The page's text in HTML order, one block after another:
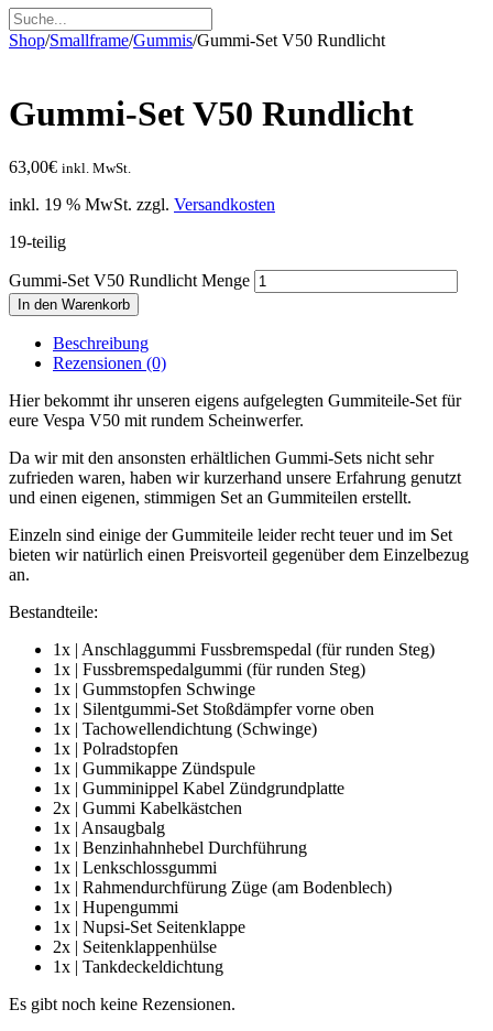
Shop/Smallframe/Gummis/Gummi-Set V50 Rundlicht
Gummi-Set V50 Rundlicht
63,00€ inkl. MwSt.
inkl. 19 % MwSt. zzgl. Versandkosten
19-teilig
Gummi-Set V50 Rundlicht Menge
In den Warenkorb
Beschreibung
Rezensionen (0)
Hier bekommt ihr unseren eigens aufgelegten Gummiteile-Set für
eure Vespa V50 mit rundem Scheinwerfer.
Da wir mit den ansonsten erhältlichen Gummi-Sets nicht sehr
zufrieden waren, haben wir kurzerhand unsere Erfahrung genutzt
und einen eigenen, stimmigen Set an Gummiteilen erstellt.
Einzeln sind einige der Gummiteile leider recht teuer und im Set
bieten wir natürlich einen Preisvorteil gegenüber dem Einzelbezug
an.
Bestandteile:
1x | Anschlaggummi Fussbremspedal (für runden Steg)
1x | Fussbremspedalgummi (für runden Steg)
1x | Gummstopfen Schwinge
1x | Silentgummi-Set Stoßdämpfer vorne oben
1x | Tachowellendichtung (Schwinge)
1x | Polradstopfen
1x | Gummikappe Zündspule
1x | Gumminippel Kabel Zündgrundplatte
2x | Gummi Kabelkästchen
1x | Ansaugbalg
1x | Benzinhahnhebel Durchführung
1x | Lenkschlossgummi
1x | Rahmendurchfürung Züge (am Bodenblech)
1x | Hupengummi
1x | Nupsi-Set Seitenklappe
2x | Seitenklappenhülse
1x | Tankdeckeldichtung
Es gibt noch keine Rezensionen.